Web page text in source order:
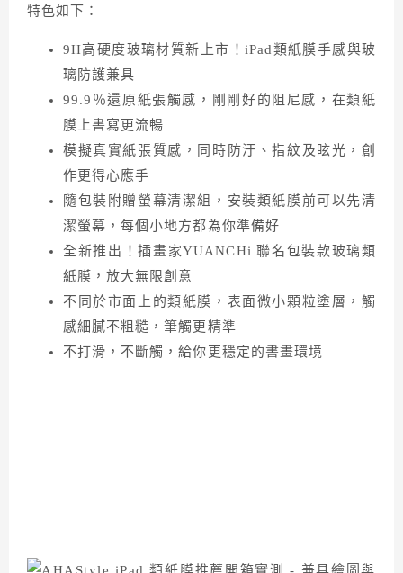
特色如下：
9H高硬度玻璃材質新上市！iPad類紙膜手感與玻
璃防護兼具
99.9％還原紙張觸感，剛剛好的阻尼感，在類紙
膜上書寫更流暢
模擬真實紙張質感，同時防汙、指紋及眩光，創
作更得心應手
隨包裝附贈螢幕清潔組，安裝類紙膜前可以先清
潔螢幕，每個小地方都為你準備好
全新推出！插畫家YUANCHi 聯名包裝款玻璃類
紙膜，放大無限創意
不同於市面上的類紙膜，表面微小顆粒塗層，觸
感細膩不粗糙，筆觸更精準
不打滑，不斷觸，給你更穩定的書畫環境